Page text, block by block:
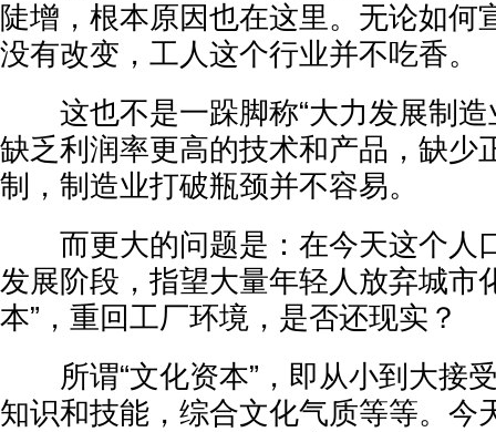
陡增，根本原因也在这里。无论如何
没有改变，工人这个行业并不吃香。
这也不是一跺脚称“大力发展制造
缺乏利润率更高的技术和产品，缺少
制，制造业打破瓶颈并不容易。
而更大的问题是：在今天这个人
发展阶段，指望大量年轻人放弃城市
本”，重回工厂环境，是否还现实？
所谓“文化资本”，即从小到大接
知识和技能，综合文化气质等等。今